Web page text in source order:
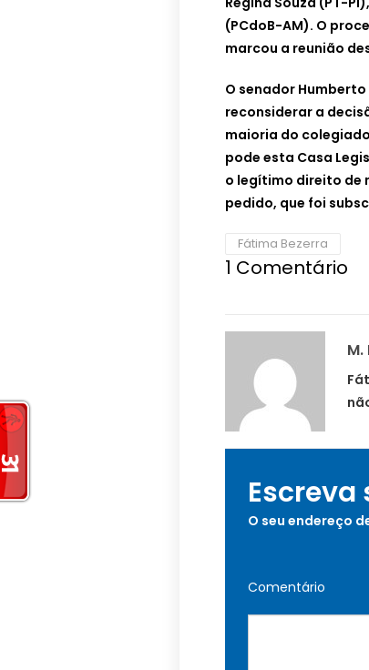
(PCdoB-AM). O
marcou a reunião
O senador
reconsiderar a
maioria do
pode esta Casa
o legítimo direito de
pedido, que foi
Fátima Bezerra
1 Comentário
O seu endereço
Comentário